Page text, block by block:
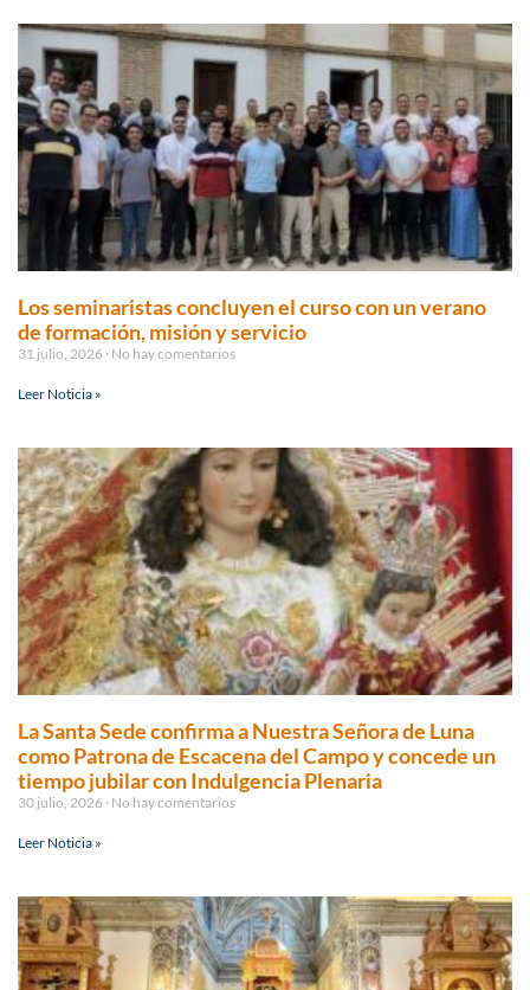
Los seminaristas concluyen el curso con un verano
de formación, misión y servicio
31 julio, 2026 No hay comentarios
Leer Noticia »
La Santa Sede confirma a Nuestra Señora de Luna
como Patrona de Escacena del Campo y concede un
tiempo jubilar con Indulgencia Plenaria
30 julio, 2026 No hay comentarios
Leer Noticia »